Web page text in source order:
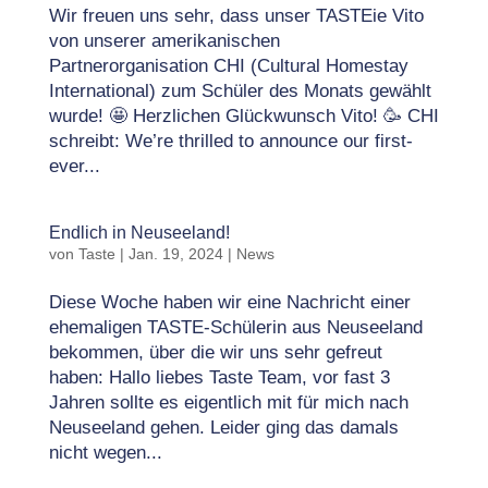
Wir freuen uns sehr, dass unser TASTEie Vito
von unserer amerikanischen
Partnerorganisation CHI (Cultural Homestay
International) zum Schüler des Monats gewählt
wurde! 🤩 Herzlichen Glückwunsch Vito! 🥳 CHI
schreibt: We’re thrilled to announce our first-
ever...
Endlich in Neuseeland!
von Taste | Jan. 19, 2024| News
Diese Woche haben wir eine Nachricht einer
ehemaligen TASTE-Schülerin aus Neuseeland
bekommen, über die wir uns sehr gefreut
haben: Hallo liebes Taste Team, vor fast 3
Jahren sollte es eigentlich mit für mich nach
Neuseeland gehen. Leider ging das damals
nicht wegen...